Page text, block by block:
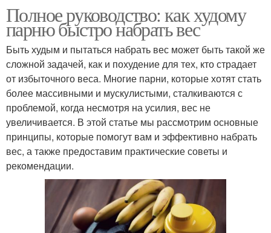
Полное руководство: как худому
парню быстро набрать вес
Быть худым и пытаться набрать вес может быть такой же
сложной задачей, как и похудение для тех, кто страдает
от избыточного веса. Многие парни, которые хотят стать
более массивными и мускулистыми, сталкиваются с
проблемой, когда несмотря на усилия, вес не
увеличивается. В этой статье мы рассмотрим основные
принципы, которые помогут вам и эффективно набрать
вес, а также предоставим практические советы и
рекомендации.